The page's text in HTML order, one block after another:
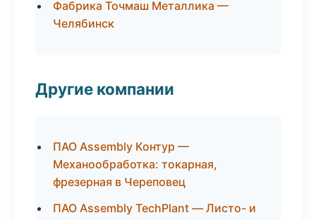
Фабрика Точмаш Металлика —
Челябинск
Другие компании
ПАО Assembly Контур —
Механообработка: токарная,
фрезерная в Череповец
ПАО Assembly TechPlant — Листо- и